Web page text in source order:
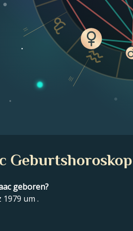
II
III
Geburtshoroskop
geboren?
um .